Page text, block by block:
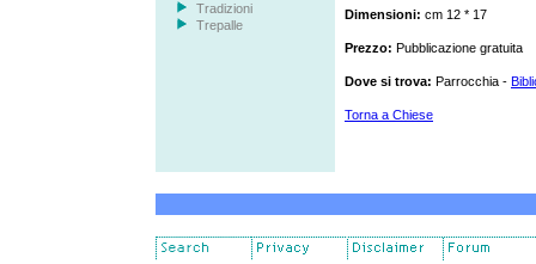
Tradizioni
Trepalle
Dimensioni: cm 12 * 17
Prezzo: Pubblicazione gratuita
Dove si trova: Parrocchia -
Torna a Chiese